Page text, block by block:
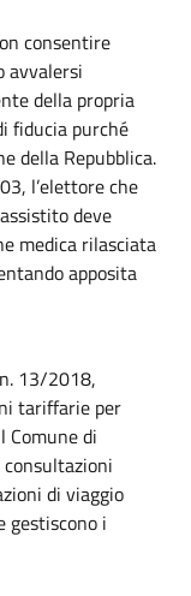
consentire
avvalersi
della propria
fiducia purché
della Repubblica.
l’elettore che
deve
medica rilasciata
apposita
13/2018,
tariffarie per
di
di viaggio
gestiscono i